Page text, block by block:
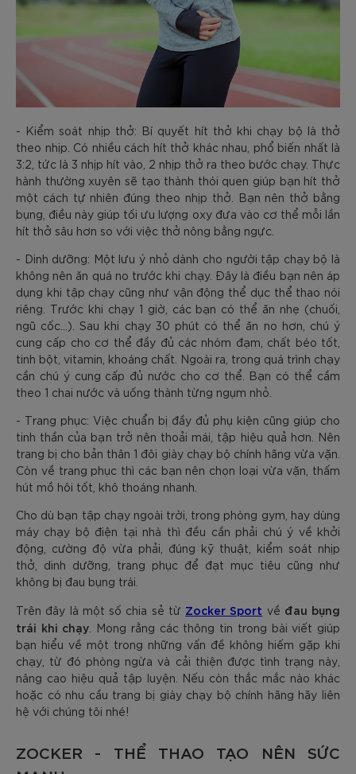
- Kiểm soát nhịp thở: Bí quyết hít thở khi chạy bộ là thở
theo nhịp. Có nhiều cách hít thở khác nhau, phổ biến nhất là
3:2, tức là 3 nhịp hít vào, 2 nhịp thở ra theo bước chạy. Thực
hành thường xuyên sẽ tạo thành thói quen giúp bạn hít thở
một cách tự nhiên đúng theo nhịp thở. Bạn nên thở bằng
bụng, điều này giúp tối ưu lượng oxy đưa vào cơ thể mỗi lần
hít thở sâu hơn so với việc thở nông bằng ngực.
- Dinh dưỡng: Một lưu ý nhỏ dành cho người tập chạy bộ là
không nên ăn quá no trước khi chạy. Đây là điều bạn nên áp
dụng khi tập chạy cũng như vận động thể dục thể thao nói
riêng. Trước khi chạy 1 giờ, các bạn có thể ăn nhẹ (chuối,
ngũ cốc…). Sau khi chạy 30 phút có thể ăn no hơn, chú ý
cung cấp cho cơ thể đầy đủ các nhóm đạm, chất béo tốt,
tinh bột, vitamin, khoáng chất. Ngoài ra, trong quá trình chạy
cần chú ý cung cấp đủ nước cho cơ thể. Bạn có thể cầm
theo 1 chai nước và uống thành từng ngụm nhỏ.
- Trang phục: Việc chuẩn bị đầy đủ phụ kiện cũng giúp cho
tinh thần của bạn trở nên thoải mái, tập hiệu quả hơn. Nên
trang bị cho bản thân 1 đôi giày chạy bộ chính hãng vừa vặn.
Còn về trang phục thì các bạn nên chọn loại vừa vặn, thấm
hút mồ hôi tốt, khô thoáng nhanh.
Cho dù bạn tập chạy ngoài trời, trong phòng gym, hay dùng
máy chạy bộ điện tại nhà thì đều cần phải chú ý về khởi
động, cường độ vừa phải, đúng kỹ thuật, kiểm soát nhịp
thở, dinh dưỡng, trang phục để đạt mục tiêu cũng như
không bị đau bụng trái.
Trên đây là một số chia sẻ từ Zocker Sport về đau bụng
trái khi chạy . Mong rằng các thông tin trong bài viết giúp
bạn hiểu về một trong những vấn đề không hiếm gặp khi
chạy, từ đó phòng ngừa và cải thiện được tình trạng này,
nâng cao hiệu quả tập luyện. Nếu còn thắc mắc nào khác
hoặc có nhu cầu trang bị giày chạy bộ chính hãng hãy liên
hệ với chúng tôi nhé!
ZOCKER - THỂ THAO TẠO NÊN SỨC